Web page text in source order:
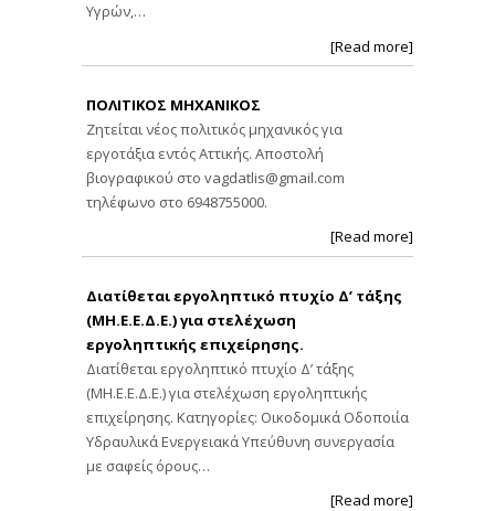
Υγρών,…
[Read more]
ΠΟΛΙΤΙΚΟΣ ΜΗΧΑΝΙΚΟΣ
Ζητείται νέος πολιτικός μηχανικός για
εργοτάξια εντός Αττικής. Αποστολή
βιογραφικού στο vagdatlis@gmail.com
τηλέφωνο στο 6948755000.
[Read more]
Διατίθεται εργοληπτικό πτυχίο Δ’ τάξης
(ΜΗ.Ε.Ε.Δ.Ε.) για στελέχωση
εργοληπτικής επιχείρησης.
Διατίθεται εργοληπτικό πτυχίο Δ’ τάξης
(ΜΗ.Ε.Ε.Δ.Ε.) για στελέχωση εργοληπτικής
επιχείρησης. Κατηγορίες: Οικοδομικά Οδοποιία
Υδραυλικά Ενεργειακά Υπεύθυνη συνεργασία
με σαφείς όρους…
[Read more]